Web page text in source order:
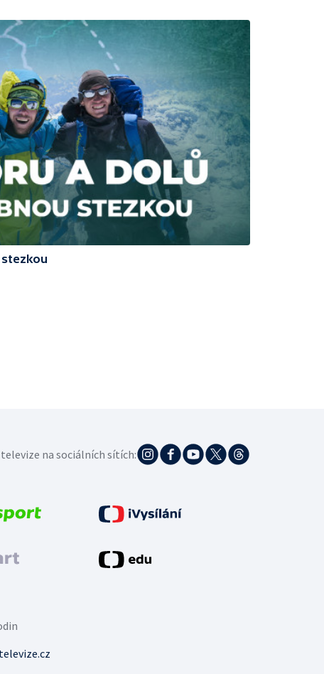
televize na sociálních sítích: